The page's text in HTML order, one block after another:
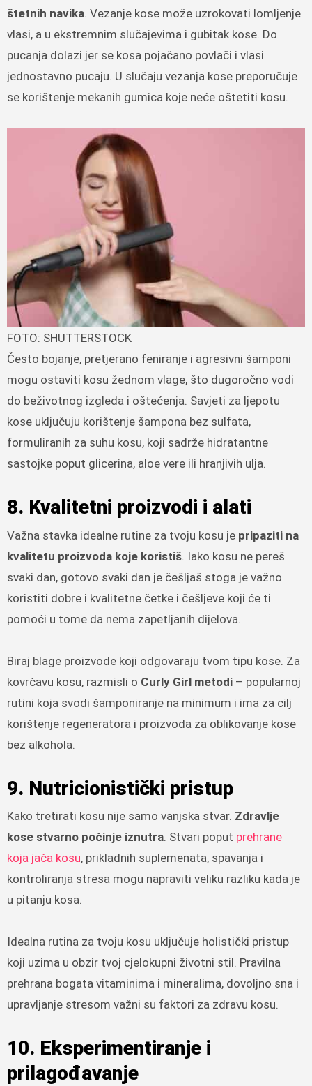
štetnih navika. Vezanje kose može uzrokovati lomljenje
vlasi, a u ekstremnim slučajevima i gubitak kose. Do
pucanja dolazi jer se kosa pojačano povlači i vlasi
jednostavno pucaju. U slučaju vezanja kose preporučuje
se korištenje mekanih gumica koje neće oštetiti kosu.
FOTO: SHUTTERSTOCK
Često bojanje, pretjerano feniranje i agresivni šamponi
mogu ostaviti kosu žednom vlage, što dugoročno vodi
do beživotnog izgleda i oštećenja. Savjeti za ljepotu
kose uključuju korištenje šampona bez sulfata,
formuliranih za suhu kosu, koji sadrže hidratantne
sastojke poput glicerina, aloe vere ili hranjivih ulja.
8. Kvalitetni proizvodi i alati
Važna stavka idealne rutine za tvoju kosu je pripaziti na
kvalitetu proizvoda koje koristiš. Iako kosu ne pereš
svaki dan, gotovo svaki dan je češljaš stoga je važno
koristiti dobre i kvalitetne četke i češljeve koji će ti
pomoći u tome da nema zapetljanih dijelova.
Biraj blage proizvode koji odgovaraju tvom tipu kose. Za
kovrčavu kosu, razmisli o Curly Girl metodi– popularnoj
rutini koja svodi šamponiranje na minimum i ima za cilj
korištenje regeneratora i proizvoda za oblikovanje kose
bez alkohola.
9. Nutricionistički pristup
Kako tretirati kosu nije samo vanjska stvar. Zdravlje
kose stvarno počinje iznutra. Stvari poput prehrane
koja jača kosu, prikladnih suplemenata, spavanja i
kontroliranja stresa mogu napraviti veliku razliku kada je
u pitanju kosa.
Idealna rutina za tvoju kosu uključuje holistički pristup
koji uzima u obzir tvoj cjelokupni životni stil. Pravilna
prehrana bogata vitaminima i mineralima, dovoljno sna i
upravljanje stresom važni su faktori za zdravu kosu.
10. Eksperimentiranje i
prilagođavanje